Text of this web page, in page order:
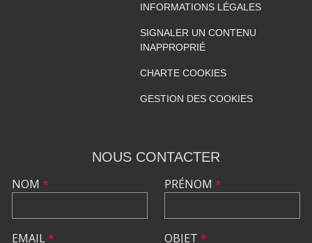
INFORMATIONS LÉGALES
SIGNALER UN CONTENU
INAPPROPRIÉ
CHARTE COOKIES
GESTION DES COOKIES
NOUS CONTACTER
NOM *
EMAIL*
PRÉNOM *
OBJET *